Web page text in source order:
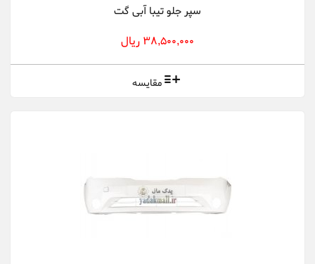
سپر جلو تیبا آبی گت
38,500,000 ریال
مقایسه